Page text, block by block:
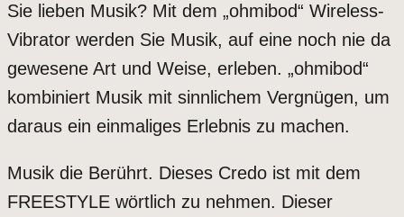
Sie lieben Musik? Mit dem „ohmibod“ Wireless-
Vibrator werden Sie Musik, auf eine noch nie da
gewesene Art und Weise, erleben. „ohmibod“
kombiniert Musik mit sinnlichem Vergnügen, um
daraus ein einmaliges Erlebnis zu machen.
Musik die Berührt. Dieses Credo ist mit dem
FREESTYLE wörtlich zu nehmen. Dieser